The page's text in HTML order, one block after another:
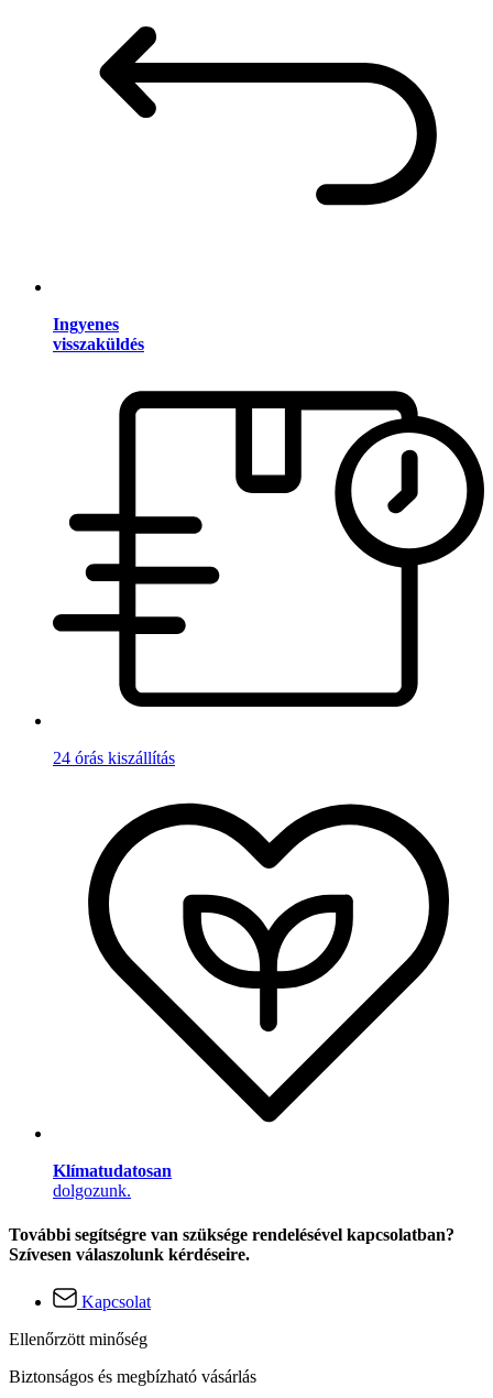
Ingyenes
visszaküldés
24 órás kiszállítás
Klímatudatosan
dolgozunk.
További segítségre van szüksége rendelésével kapcsolatban?
Szívesen válaszolunk kérdéseire.
Kapcsolat
Ellenőrzött minőség
Biztonságos és megbízható vásárlás